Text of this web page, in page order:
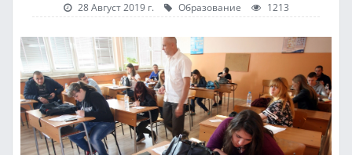
28 Август 2019 г. Образование 1213